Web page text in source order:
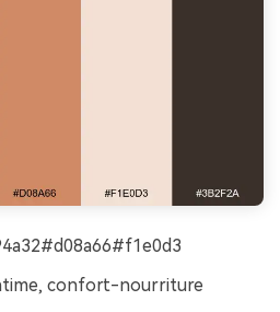
confort-nourriture